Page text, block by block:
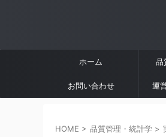
ホーム 品
お問い合わせ 運
HOME > 品質管理・統計学 >